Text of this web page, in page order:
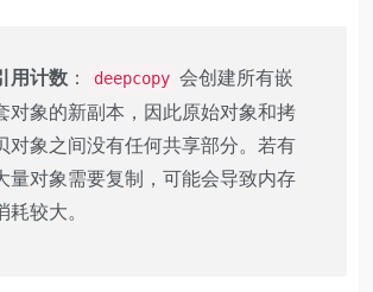
用计数 ： deepcopy 会创建所有嵌
对象的新副本，因此原始对象和拷
对象之间没有任何共享部分。若有
量对象需要复制，可能会导致内存
耗较大。